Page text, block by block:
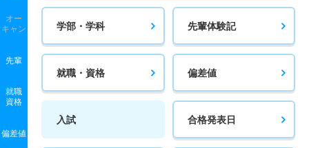
オー
キャン
先輩
就職
資格
偏差値
学部・学科 先輩体験記
就職・資格 偏差値
入試 合格発表日